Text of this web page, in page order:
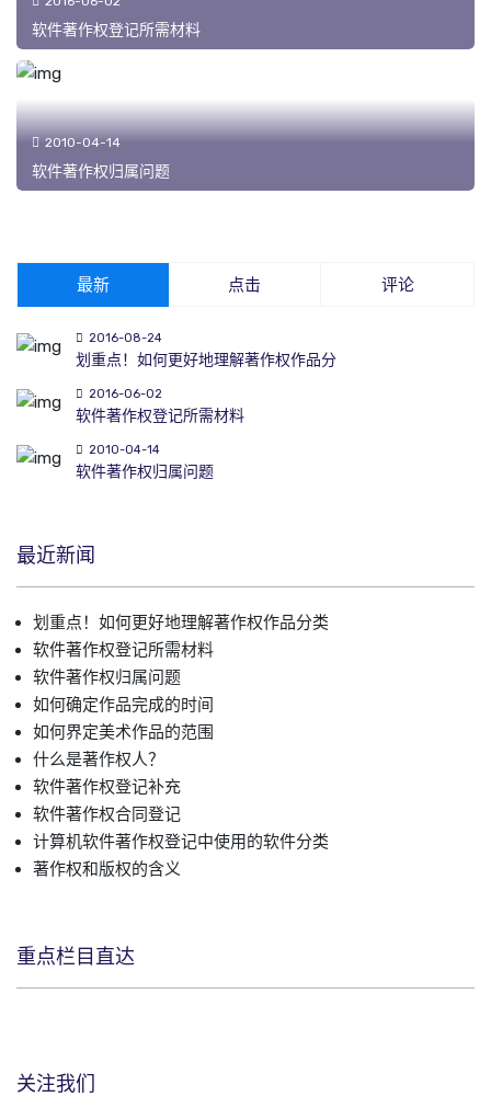
软件著作权登记所需材料
2010-04-14
软件著作权归属问题
最新 点击 评论
2016-08-24
划重点！如何更好地理解著作权作品分
2016-06-02
软件著作权登记所需材料
2010-04-14
软件著作权归属问题
最近新闻
划重点！如何更好地理解著作权作品分类
软件著作权登记所需材料
软件著作权归属问题
如何确定作品完成的时间
如何界定美术作品的范围
什么是著作权人？
软件著作权登记补充
软件著作权合同登记
计算机软件著作权登记中使用的软件分类
著作权和版权的含义
重点栏目直达
关注我们